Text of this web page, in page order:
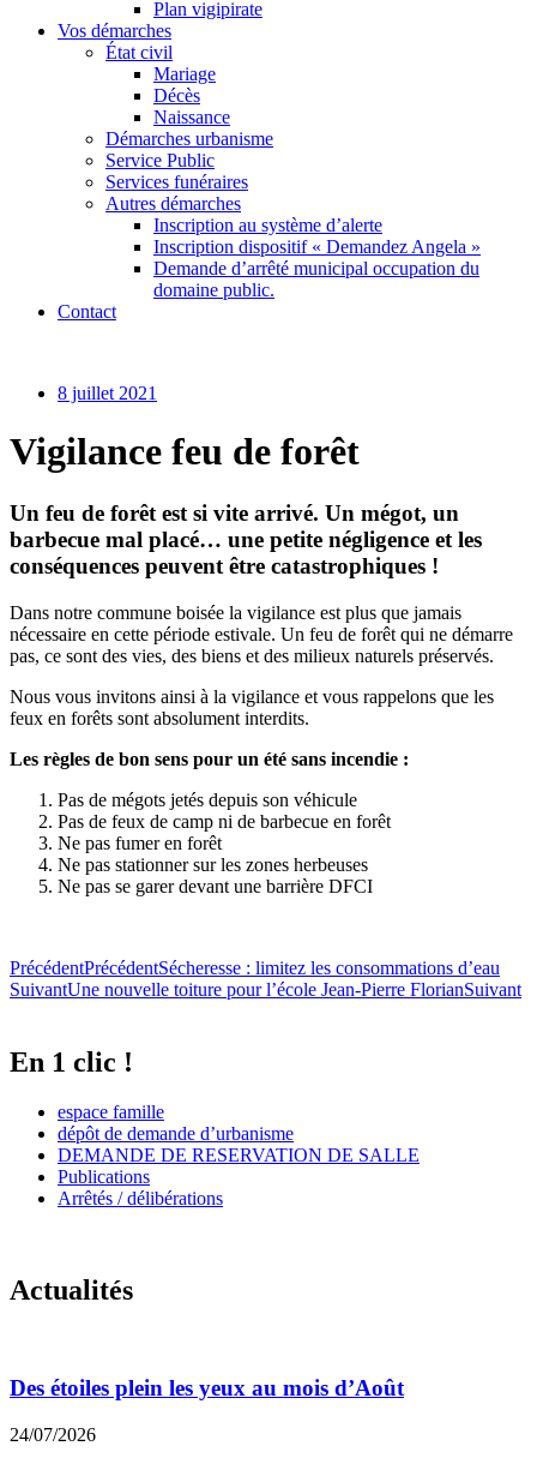
Plan vigipirate
Vos démarches
État civil
Mariage
Décès
Naissance
Démarches urbanisme
Service Public
Services funéraires
Autres démarches
Inscription au système d’alerte
Inscription dispositif « Demandez Angela »
Demande d’arrêté municipal occupation du
domaine public.
Contact
8 juillet 2021
Vigilance feu de forêt
Un feu de forêt est si vite arrivé. Un mégot, un
barbecue mal placé… une petite négligence et les
conséquences peuvent être catastrophiques !
Dans notre commune boisée la vigilance est plus que jamais
nécessaire en cette période estivale. Un feu de forêt qui ne démarre
pas, ce sont des vies, des biens et des milieux naturels préservés.
Nous vous invitons ainsi à la vigilance et vous rappelons que les
feux en forêts sont absolument interdits.
Les règles de bon sens pour un été sans incendie :
Pas de mégots jetés depuis son véhicule
Pas de feux de camp ni de barbecue en forêt
Ne pas fumer en forêt
Ne pas stationner sur les zones herbeuses
Ne pas se garer devant une barrière DFCI
PrécédentPrécédentSécheresse : limitez les consommations d’eau
SuivantUne nouvelle toiture pour l’école Jean-Pierre FlorianSuivant
En 1 clic !
espace famille
dépôt de demande d’urbanisme
DEMANDE DE RESERVATION DE SALLE
Publications
Arrêtés / délibérations
Actualités
Des étoiles plein les yeux au mois d’Août
24/07/2026